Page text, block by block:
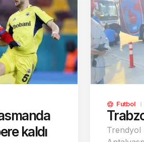
kaldı
Futbol
Trendyol